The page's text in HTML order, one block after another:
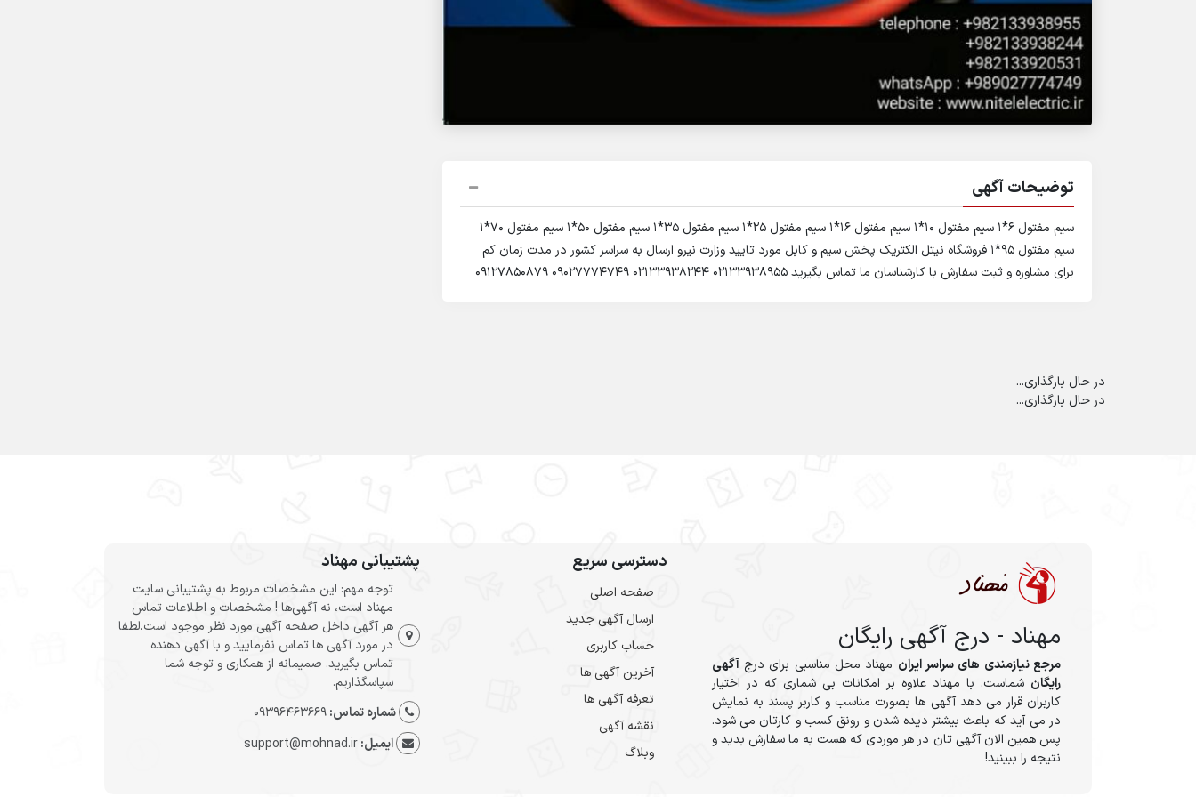
توضیحات آگهی
سیم مفتول 6*1 سیم مفتول 10*1 سیم مفتول 16*1 سیم مفتول 25*1 سیم مفتول 35*1 سیم مفتول 50*1 سیم مفتول 70*1
سیم مفتول 95*1 فروشگاه نیتل الکتریک پخش سیم و کابل مورد تایید وزارت نیرو ارسال به سراسر کشور در مدت زمان کم
برای مشاوره و ثبت سفارش با کارشناسان ما تماس بگیرید 02133938955 02133938244 09027774749 09127850879
در حال بارگذاری...
در حال بارگذاری...
مهناد - درج آگهی رایگان
مرجع نیازمندی های سراسر ایران مهناد محل مناسبی برای درجآگهی
رایگان شماست. با مهناد علاوه بر امکانات بی شماری که در اختیار
کاربران قرار می دهد آگهی ها بصورت مناسب و کاربر پسند به نمایش
در می آید که باعث بیشتر دیده شدن و رونق کسب و کارتان می شود.
پس همین الان آگهی تان در هر موردی که هست به ما سفارش بدید و
نتیجه را ببینید!
دسترسی سریع
صفحه اصلی
ارسال‌ آگهی جدید
حساب کاربری
آخرین آگهی ها
تعرفه آگهی ها
نقشه آگهی
وبلاگ
پشتیبانی مهناد
توجه مهم: این مشخصات مربوط به پشتیبانی سایت
مهناد است، نه آگهی‌ها ! مشخصات و اطلاعات تماس
هر آگهی داخل صفحه آگهی مورد نظر موجود است.لطفا
در مورد آگهی ها تماس نفرمایید و با آگهی دهنده
تماس بگیرید. صمیمانه از همکاری و توجه شما
سپاسگذاریم.
شماره تماس:09396463669
ایمیل:support@mohnad.ir